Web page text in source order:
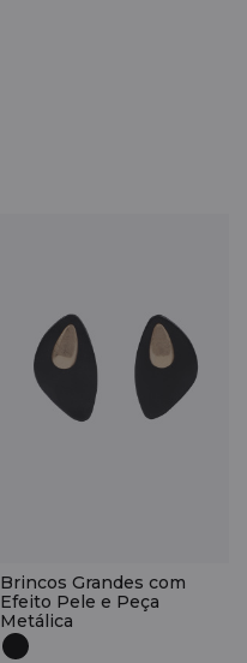
Brincos Grandes com
Efeito Pele e Peça
Metálica